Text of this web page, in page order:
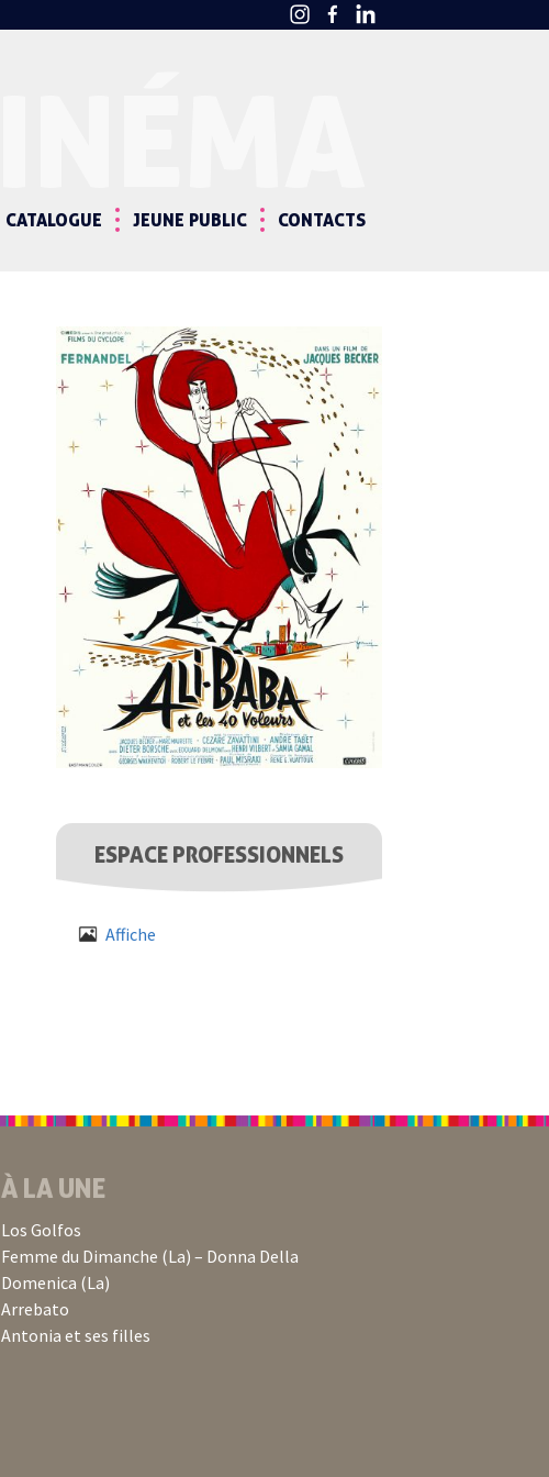
CATALOGUE JEUNE PUBLIC CONTACTS
ESPACE PROFESSIONNELS
Affiche
À LA UNE
Los Golfos
Femme du Dimanche (La) – Donna Della
Domenica (La)
Arrebato
Antonia et ses filles